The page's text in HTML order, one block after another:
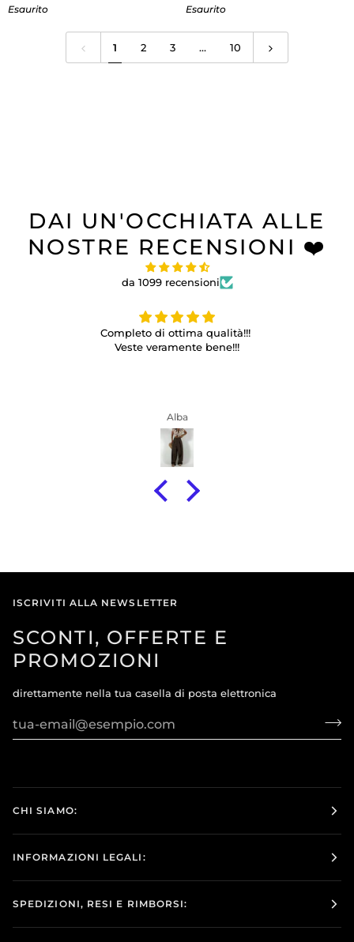
Esaurito
Esaurito
1 2 3 … 10
DAI UN'OCCHIATA ALLE
NOSTRE RECENSIONI ❤️
da 1099 recensioni
Completo di ottima qualità!!!
Veste veramente bene!!!
Alba
ISCRIVITI ALLA NEWSLETTER
SCONTI, OFFERTE E
PROMOZIONI
direttamente nella tua casella di posta elettronica
CHI SIAMO:
INFORMAZIONI LEGALI:
SPEDIZIONI, RESI E RIMBORSI: